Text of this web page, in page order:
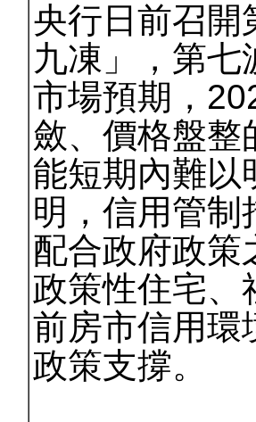
央行日前召開
九凍」，第
市場預期，
斂、價格盤整
能短期內難以
明，信用管制
配合政府政策
政策性住宅、
前房市信用環
政策支撐。